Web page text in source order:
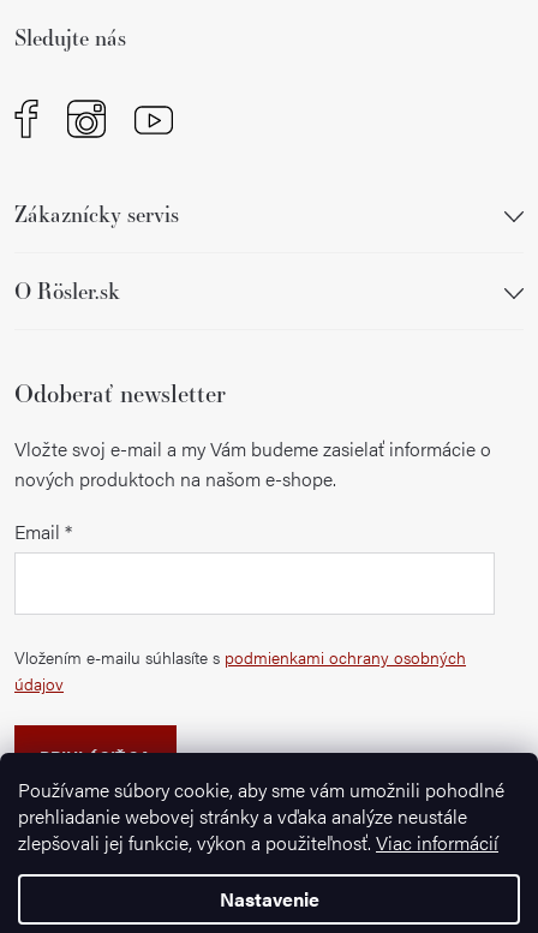
Používame súbory cookie, aby sme vám umožnili pohodlné
prehliadanie webovej stránky a vďaka analýze neustále
zlepšovali jej funkcie, výkon a použiteľnosť. Viac informácií
Nastavenie
Sledujte nás
Zákaznícky servis
O Rösler.sk
Odoberať newsletter
Vložte svoj e-mail a my Vám budeme zasielať informácie o
nových produktoch na našom e-shope.
Email
Vložením e-mailu súhlasíte s podmienkami ochrany osobných
údajov
PRIHLÁSIŤ SA
Ignazrosler.sk. Všetky práva vyhradené.